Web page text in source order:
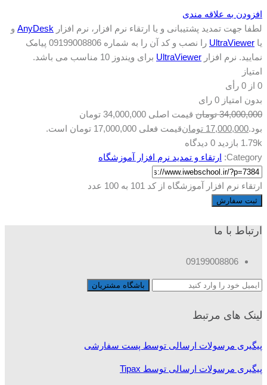
افزودن به علاقه مندی
لطفا جهت تمدید پشتیبانی و یا ارتقاء نرم افزار، نرم افزار AnyDesk و
یا UltraViewer
را نصب و کد آن را به شماره 09199008806 پیامک
نمایید. نرم افزار UltraViewer برای ویندوز 10 مناسب می باشد.
امتیاز
0 از 0 رأی
بدون امتیاز 0 رای
34,000,000 تومان
قیمت اصلی 34,000,000 تومان
بود.17,000,000 تومانقیمت فعلی 17,000,000 تومان است.
1.79k بازدید
Category: ارتقاء و تمدید نرم افزار آموزشگاه
ارتقاء نرم افزار آموزشگاه از کد 101 به 100 عدد
ثبت سفارش
ارتباط با ما
09199008806
لینک های مرتبط
پیگیری مرسولات ارسالی توسط پست سفارشی
پیگیری مرسولات ارسالی توسط Tipax